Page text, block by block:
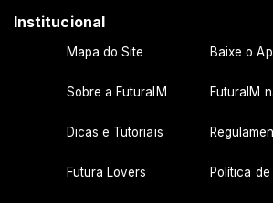
Institucional
Mapa do Site Baixe o
Sobre a FuturaIM FuturaIM
Dicas e Tutoriais
Futura Lovers Política